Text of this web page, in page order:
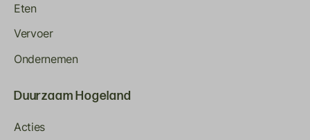
Eten
Vervoer
Ondernemen
Duurzaam Hogeland
Acties